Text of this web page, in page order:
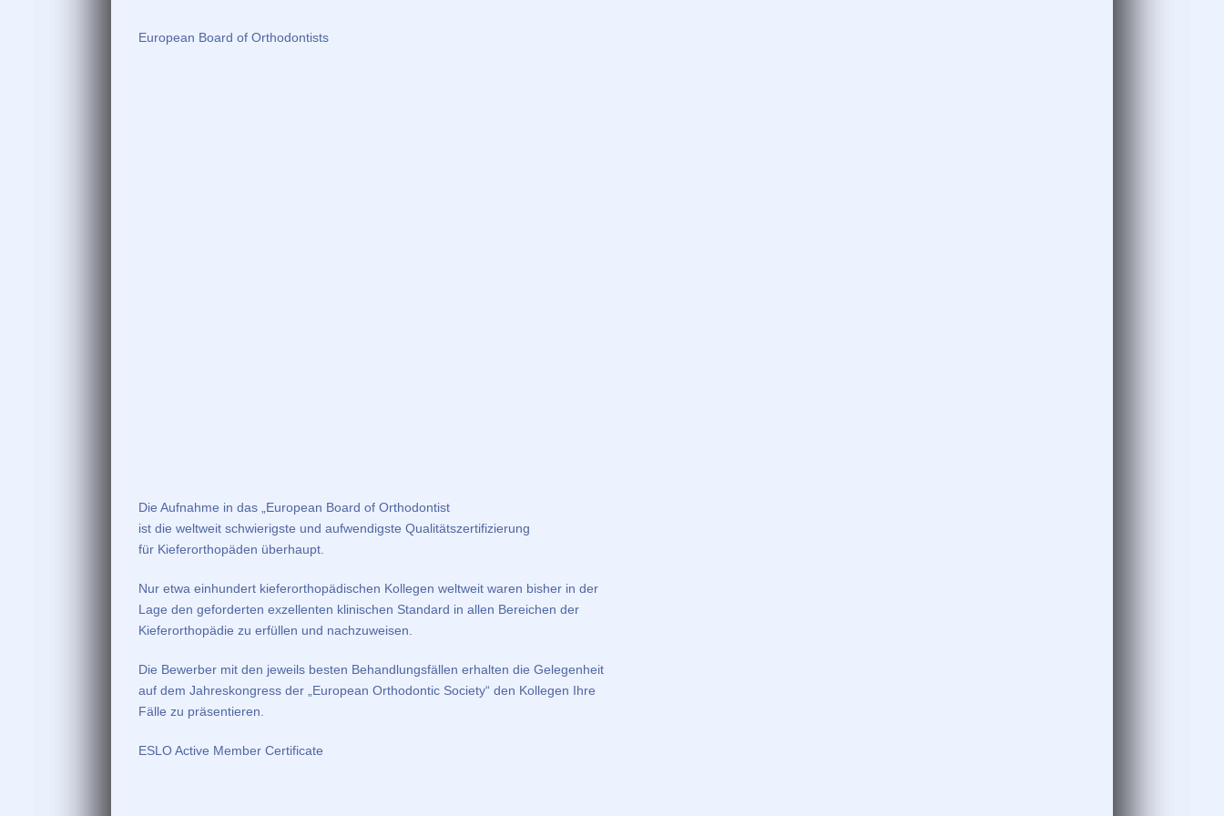
European Board of Orthodontists
Die Aufnahme in das „European Board of Orthodontist
ist die weltweit schwierigste und aufwendigste Qualitätszertifizierung
für Kieferorthopäden überhaupt.
Nur etwa einhundert kieferorthopädischen Kollegen weltweit waren bisher in der
Lage den geforderten exzellenten klinischen Standard in allen Bereichen der
Kieferorthopädie zu erfüllen und nachzuweisen.
Die Bewerber mit den jeweils besten Behandlungsfällen erhalten die Gelegenheit
auf dem Jahreskongress der „European Orthodontic Society“ den Kollegen Ihre
Fälle zu präsentieren.
ESLO Active Member Certificate